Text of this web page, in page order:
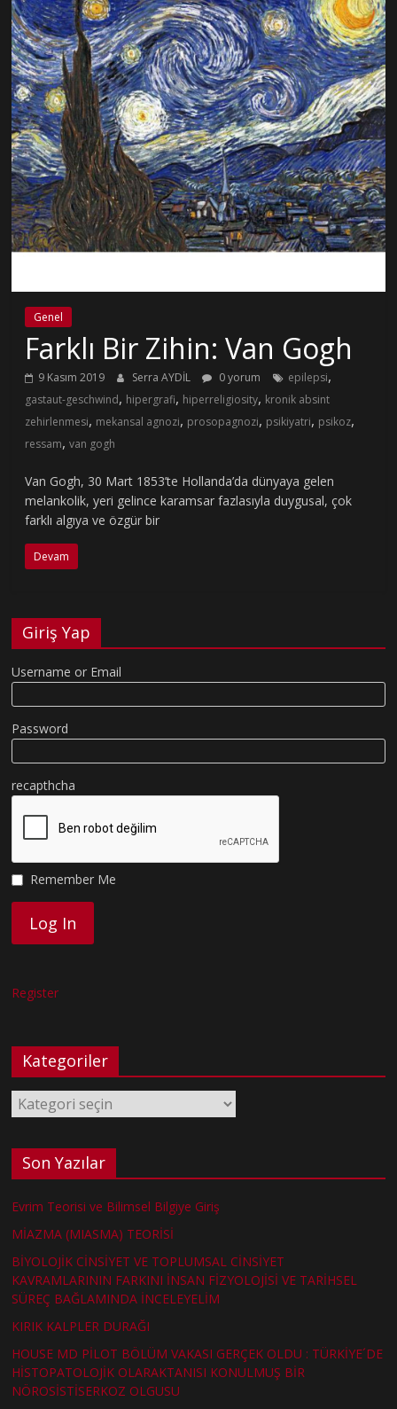
Genel
Farklı Bir Zihin: Van Gogh
9 Kasım 2019 Serra AYDİL 0 yorum epilepsi,
gastaut-geschwind, hipergrafi, hiperreligiosity, kronik absint
zehirlenmesi, mekansal agnozi, prosopagnozi, psikiyatri, psikoz,
ressam,van gogh
Van Gogh, 30 Mart 1853’te Hollanda’da dünyaya gelen
melankolik, yeri gelince karamsar fazlasıyla duygusal, çok
farklı algıya ve özgür bir
Devam
Giriş Yap
Username or Email
Password
recapthcha
Remember Me
Register
Kategoriler
Kategoriler
Son Yazılar
Evrim Teorisi ve Bilimsel Bilgiye Giriş
MİAZMA (MIASMA) TEORİSİ
BİYOLOJİK CİNSİYET VE TOPLUMSAL CİNSİYET
KAVRAMLARININ FARKINI İNSAN FİZYOLOJİSİ VE TARİHSEL
SÜREÇ BAĞLAMINDA İNCELEYELİM
KIRIK KALPLER DURAĞI
HOUSE MD PİLOT BÖLÜM VAKASI GERÇEK OLDU : TÜRKİYE´DE
HİSTOPATOLOJİK OLARAKTANISI KONULMUŞ BİR
NÖROSİSTİSERKOZ OLGUSU